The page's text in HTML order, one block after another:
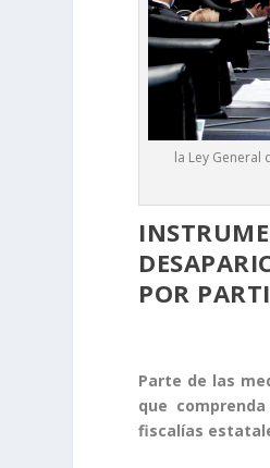
la Ley General
POR
Parte de las
que
fiscalías